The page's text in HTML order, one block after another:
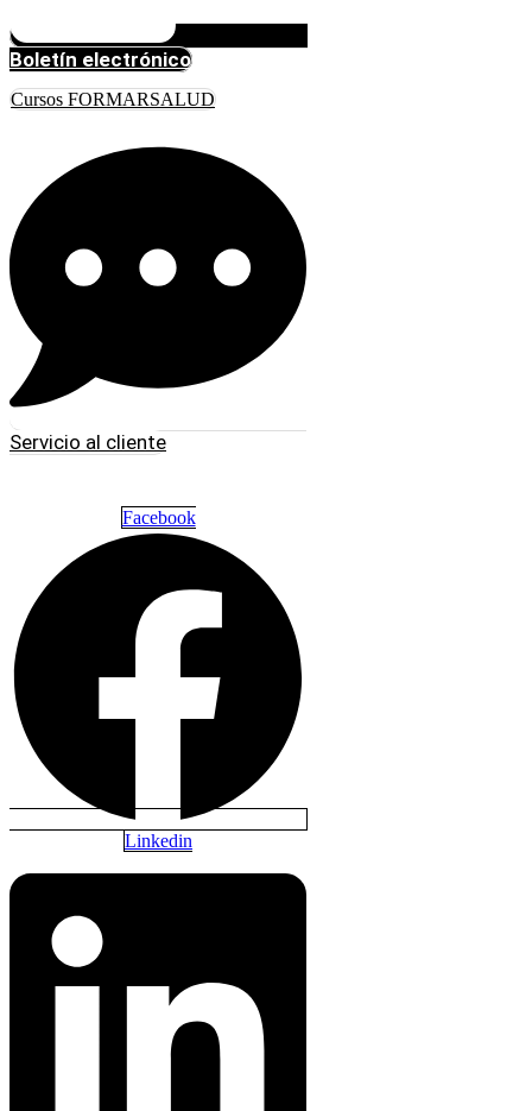
Boletín electrónico
Cursos FORMARSALUD
Servicio al cliente
Facebook
Linkedin